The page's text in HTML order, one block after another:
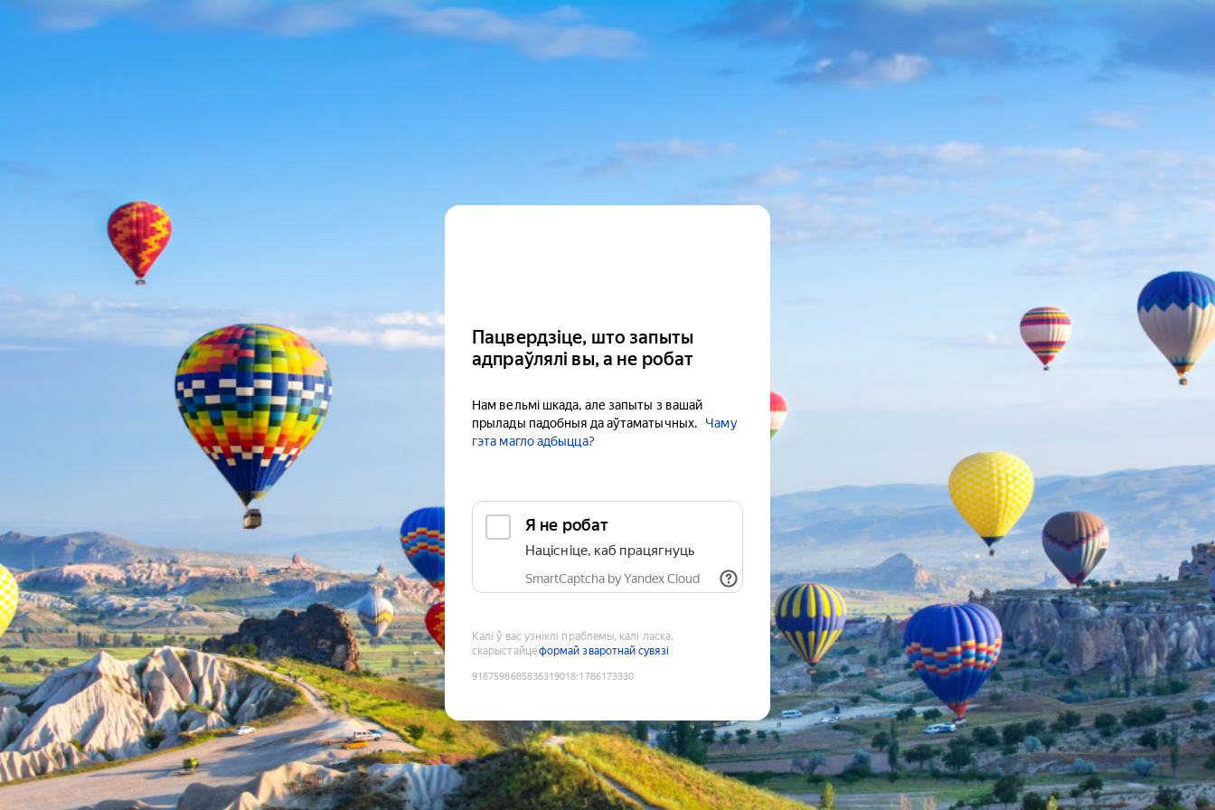
Пацвердзіце, што запыты
адпраўлялі вы, а не робат
Нам вельмі шкада, але запыты з вашай
прылады падобныя да аўтаматычных.
Чаму
гэта магло адбыцца?
Я не робат
Націсніце, каб працягнуць
SmartCaptcha by Yandex Cloud
Калі ў вас узніклі праблемы, калі ласка,
скарыстайцеформай зваротнай сувязі
9187598685836319018:1786173330